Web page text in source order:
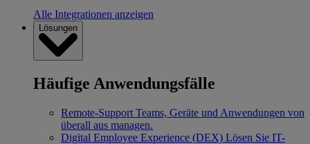
Alle Integrationen anzeigen
Lösungen
Häufige Anwendungsfälle
Remote-Support Teams, Geräte und Anwendungen von
überall aus managen.
Digital Employee Experience (DEX) Lösen Sie IT-